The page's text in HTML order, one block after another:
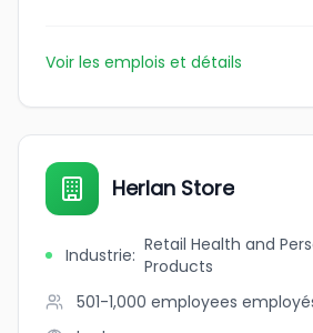
Voir les emplois et détails
Herlan Store
Industrie: Retail Health and
Products
501-1,000 employees